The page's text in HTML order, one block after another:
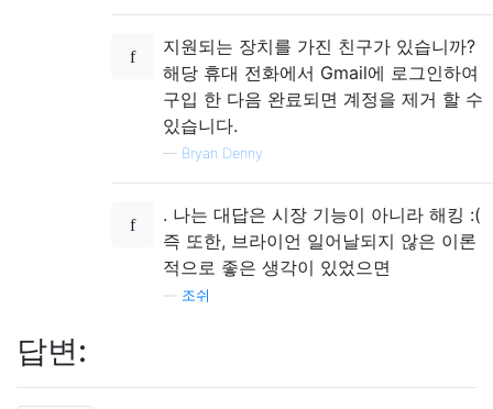
지원되는 장치를 가진 친구가 있습니까?
해당 휴대 전화에서 Gmail에 로그인하여
구입 한 다음 완료되면 계정을 제거 할 수
있습니다.
— Bryan Denny
. 나는 대답은 시장 기능이 아니라 해킹 :(
즉 또한, 브라이언 일어날되지 않은 이론
적으로 좋은 생각이 있었으면
조쉬
답변: